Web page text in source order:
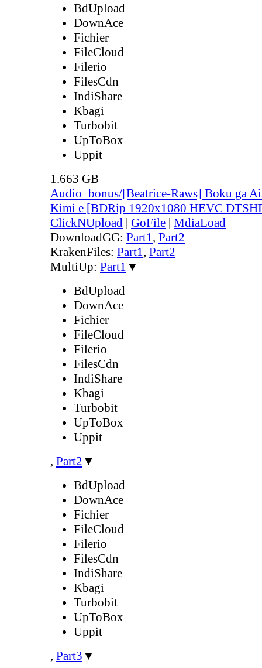
BdUpload
DownAce
Fichier
FileCloud
Filerio
FilesCdn
IndiShare
Kbagi
Turbobit
UpToBox
Uppit
1.663 GB
Audio_bonus/[Beatrice-Raws] Boku ga
Kimi e [BDRip 1920x1080 HEVC
ClickNUpload | GoFile | MdiaLoad
DownloadGG: Part1, Part2
KrakenFiles: Part1, Part2
MultiUp: Part1 ▼
BdUpload
DownAce
Fichier
FileCloud
Filerio
FilesCdn
IndiShare
Kbagi
Turbobit
UpToBox
Uppit
, Part2 ▼
BdUpload
DownAce
Fichier
FileCloud
Filerio
FilesCdn
IndiShare
Kbagi
Turbobit
UpToBox
Uppit
, Part3 ▼